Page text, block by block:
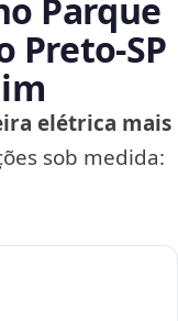
Parque
Preto‑SP
elétrica mais
sob medida: